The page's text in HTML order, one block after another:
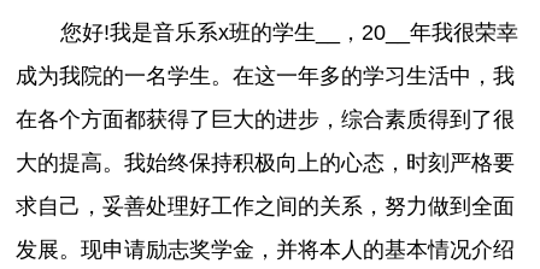
您好!我是音乐系x班的学生__，20__年我很荣幸
成为我院的一名学生。在这一年多的学习生活中，我
在各个方面都获得了巨大的进步，综合素质得到了很
大的提高。我始终保持积极向上的心态，时刻严格要
求自己，妥善处理好工作之间的关系，努力做到全面
发展。现申请励志奖学金，并将本人的基本情况介绍